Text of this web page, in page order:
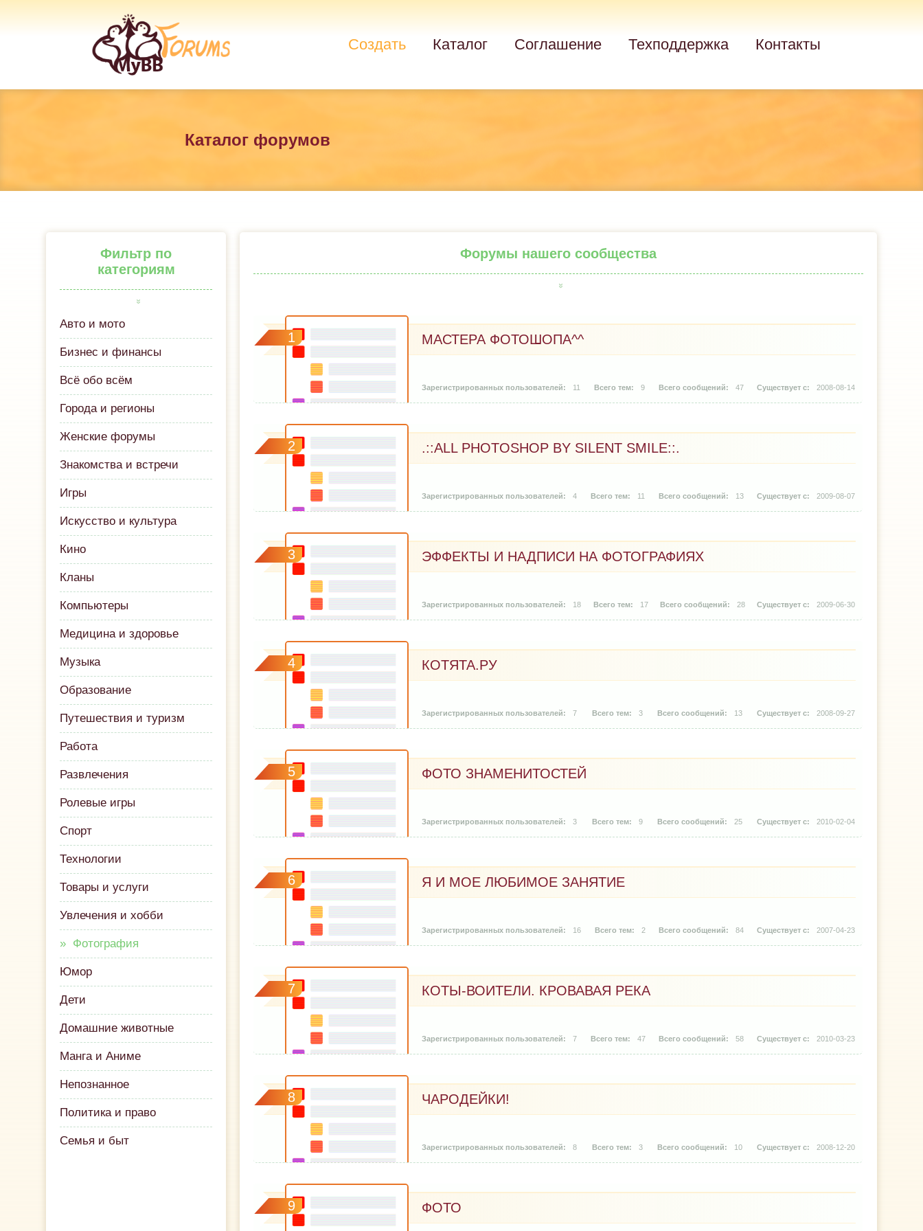
Создать Каталог Соглашение Техподдержка Контакты
Каталог форумов
Фильтр по
категориям
Авто и мото
Бизнес и финансы
Всё обо всём
Города и регионы
Женские форумы
Знакомства и встречи
Игры
Искусство и культура
Кино
Кланы
Компьютеры
Медицина и здоровье
Музыка
Образование
Путешествия и туризм
Работа
Развлечения
Ролевые игры
Спорт
Технологии
Товары и услуги
Увлечения и хобби
Фотография
Юмор
Дети
Домашние животные
Манга и Аниме
Непознанное
Политика и право
Семья и быт
Форумы нашего сообщества
1 МАСТЕРА ФОТОШОПА^^
11 9 47 2008-08-14
2 .::ALL PHOTOSHOP BY SILENT SMILE::.
4 11 13 2009-08-07
3 ЭФФЕКТЫ И НАДПИСИ НА ФОТОГРАФИЯХ
18 17 28 2009-06-30
4 КОТЯТА.РУ
7 3 13 2008-09-27
5 ФОТО ЗНАМЕНИТОСТЕЙ
3 9 25 2010-02-04
6 Я И МОЕ ЛЮБИМОЕ ЗАНЯТИЕ
16 2 84 2007-04-23
7 КОТЫ-ВОИТЕЛИ. КРОВАВАЯ РЕКА
7 47 58 2010-03-23
8 ЧАРОДЕЙКИ!
8 3 10 2008-12-20
9 ФОТО